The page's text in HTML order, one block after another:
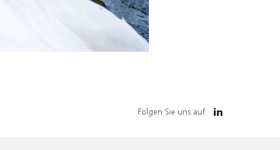
Folgen Sie uns auf